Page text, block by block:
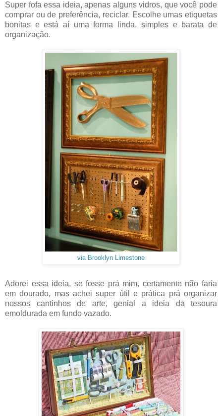
Super fofa essa ideia, apenas alguns vidros, que você pode
comprar ou de preferência, reciclar. Escolhe umas etiquetas
bonitas e está aí uma forma linda, simples e barata de
organização.
via Brooklyn Limestone
Adorei essa ideia, se fosse prá mim, certamente não faria
em dourado, mas achei super útil e prática prá organizar
nossos cantinhos de arte, genial a ideia da tesoura
emoldurada em fundo vazado.